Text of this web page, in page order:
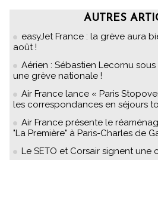
AUTRES
easyJet France : la grève aura
août !
Aérien : Sébastien Lecornu
une grève nationale !
Air France lance « Paris
les correspondances en séjours
Air France présente le
"La Première" à Paris-Charles de
Le SETO et Corsair signent